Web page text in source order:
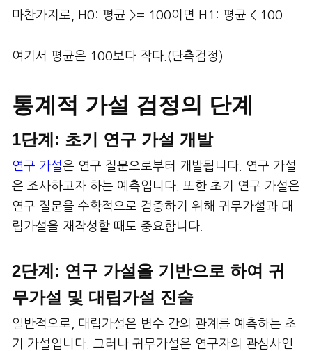
마찬가지로, H0: 평균 >= 100이면 H1: 평균 < 100
여기서 평균은 100보다 작다.(단측검정)
통계적 가설 검정의 단계
1단계: 초기 연구 가설 개발
연구 가설은 연구 질문으로부터 개발됩니다. 연구 가설
은 조사하고자 하는 예측입니다. 또한 초기 연구 가설은
연구 질문을 수학적으로 검증하기 위해 귀무가설과 대
립가설을 재작성할 때도 중요합니다.
2단계: 연구 가설을 기반으로 하여 귀
무가설 및 대립가설 진술
일반적으로, 대립가설은 변수 간의 관계를 예측하는 초
기 가설입니다. 그러나 귀무가설은 연구자의 관심사인